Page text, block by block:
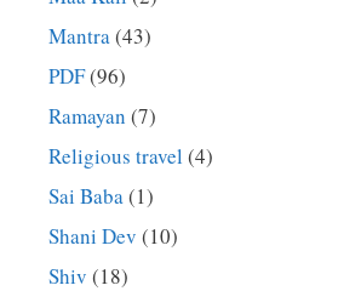
Mantra(43)
PDF(96)
Ramayan (7)
Religious travel (4)
Sai Baba(1)
Shani Dev (10)
Shiv (18)